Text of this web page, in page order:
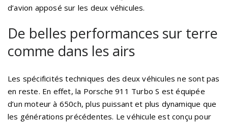
d’avion apposé sur les deux véhicules.
De belles performances sur terre
comme dans les airs
Les spécificités techniques des deux véhicules ne sont pas
en reste. En effet, la Porsche 911 Turbo S est équipée
d’un moteur à 650ch, plus puissant et plus dynamique que
les générations précédentes. Le véhicule est conçu pour